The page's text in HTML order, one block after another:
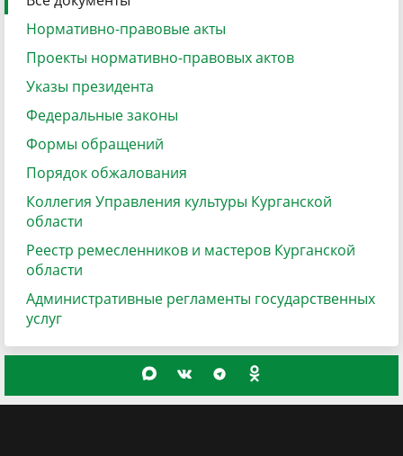
Нормативно-правовые акты
Проекты нормативно-правовых актов
Указы президента
Федеральные законы
Формы обращений
Порядок обжалования
Коллегия Управления культуры Курганской
области
Реестр ремесленников и мастеров Курганской
области
Административные регламенты государственных
услуг